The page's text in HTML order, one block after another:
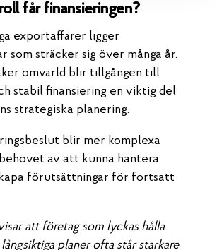
får finansieringen?
exportaffärer ligger
som sträcker sig över många år.
omvärld blir tillgången till
stabil finansiering en viktig del
strategiska planering.
blir mer komplexa
av att kunna hantera
förutsättningar för fortsatt
att företag som lyckas hålla
planer ofta står starkare